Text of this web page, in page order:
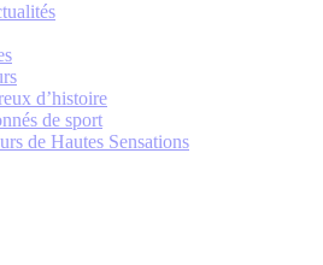
d’histoire
de sport
de Hautes Sensations